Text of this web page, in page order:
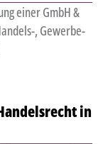
einer GmbH &
, Gewerbe-
in